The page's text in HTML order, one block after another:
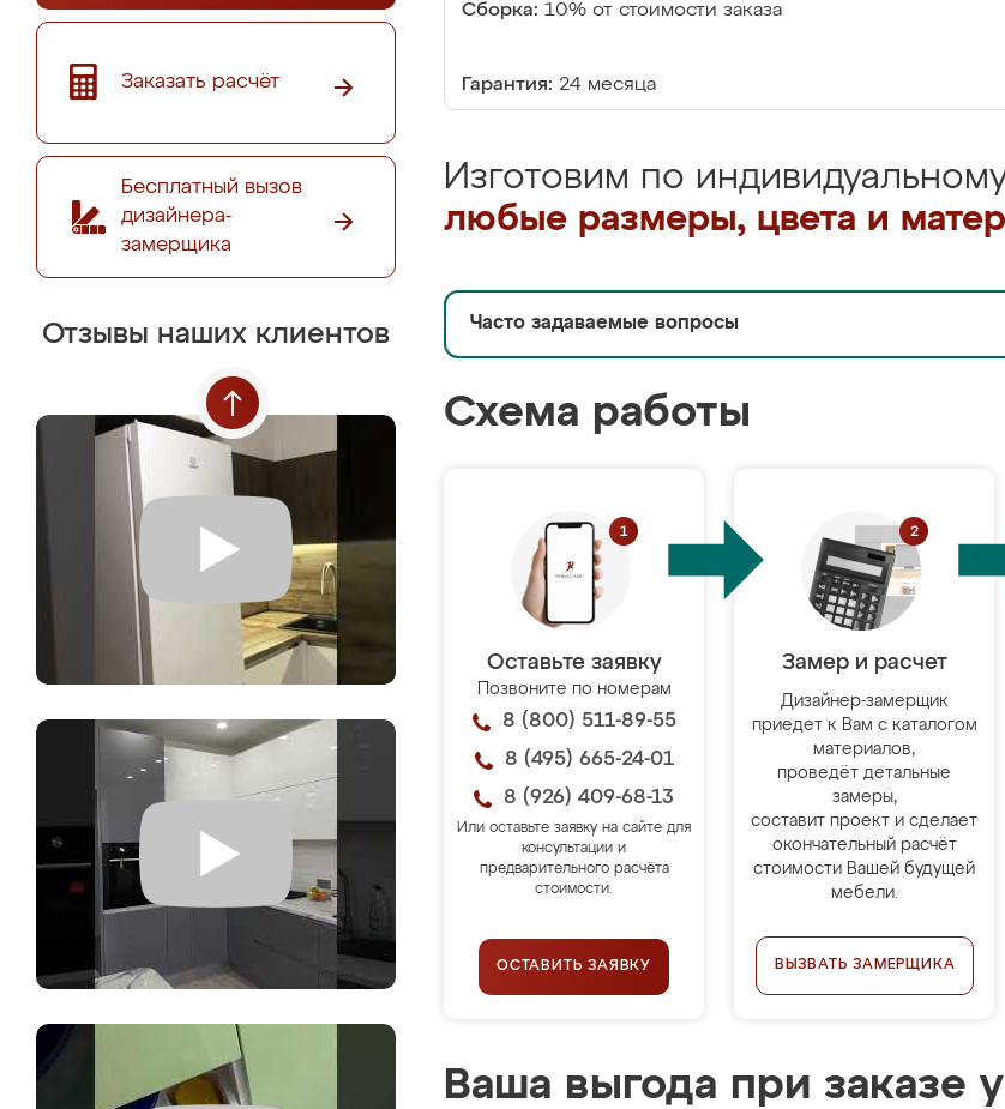
Заказать расчёт
Бесплатный вызов
дизайнера-
замерщика
Отзывы наших клиентов
Сборка: 10% от стоимости заказа
Гарантия: 24 месяца
Изготовим по
любые размеры, цвета и
Часто задаваемые вопросы
Схема работы
Оставьте заявку
Позвоните по номерам
8 (800) 511-89-55
8 (495) 665-24-01
8 (926) 409-68-13
Или оставьте заявку на сайте для
консультации и
предварительного расчёта
стоимости.
ОСТАВИТЬ ЗАЯВКУ
Замер и расчет
Дизайнер-замерщик
приедет к Вам с каталогом
материалов,
проведёт детальные
замеры,
составит проект и сделает
окончательный расчёт
стоимости Вашей будущей
мебели.
ВЫЗВАТЬ ЗАМЕРЩИКА
Ваша выгода при заказе